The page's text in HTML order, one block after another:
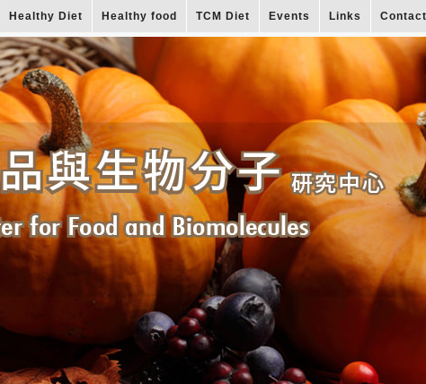
Healthy Diet Healthy food TCM Diet Events Links